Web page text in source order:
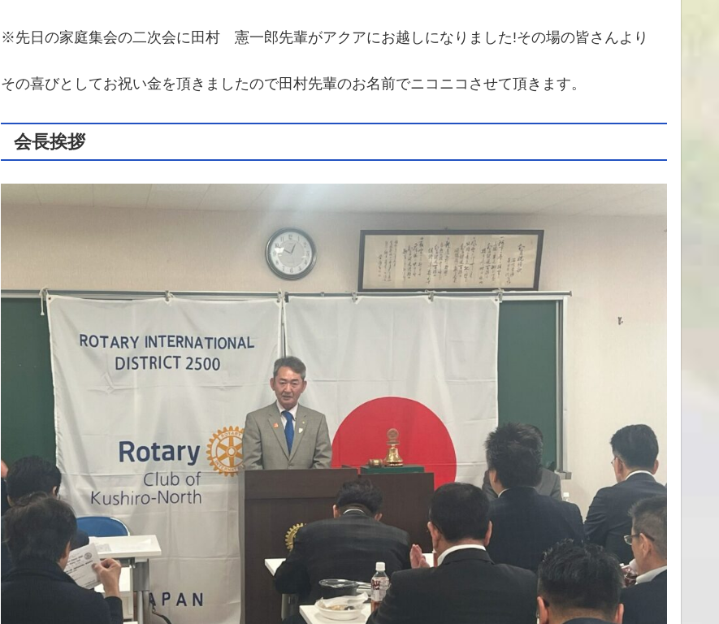
※先日の家庭集会の二次会に田村 憲一郎先輩がアクアにお越しになりました!その場の皆さんより
その喜びとしてお祝い金を頂きましたので田村先輩のお名前でニコニコさせて頂きます。
会長挨拶